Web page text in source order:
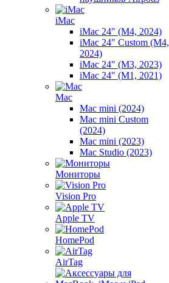
iMac
iMac 24" (M4, 2024)
iMac 24" Custom (M4,
2024)
iMac 24" (M3, 2023)
iMac 24" (M1, 2021)
Mac
Mac mini (2024)
Mac mini Custom
(2024)
Mac mini (2023)
Mac Studio (2023)
Мониторы
Vision Pro
Apple TV
HomePod
AirTag